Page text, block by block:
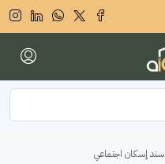
سند إسكان اجتماعي